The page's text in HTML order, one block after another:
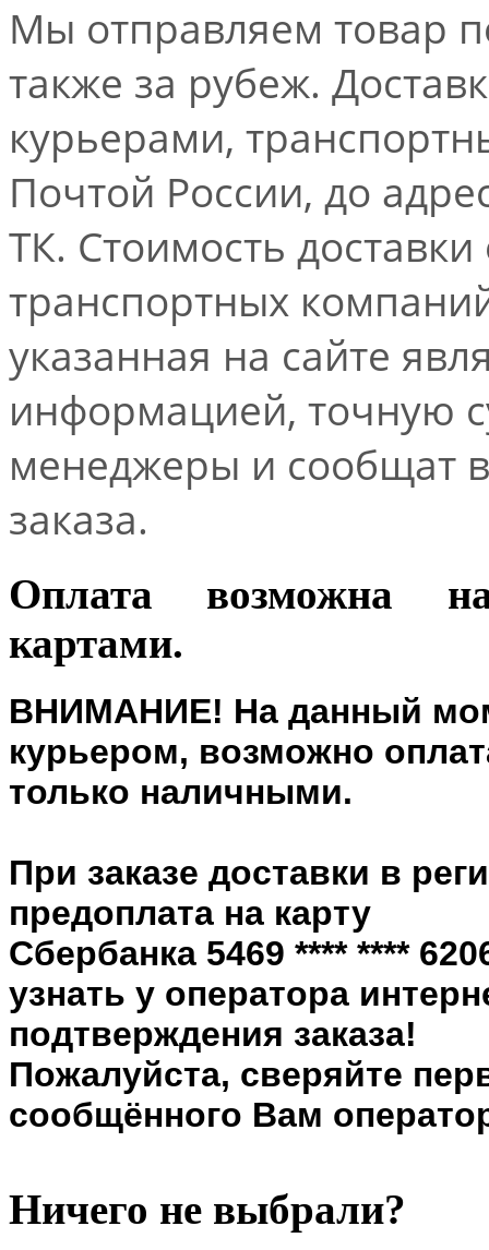
Мы отправляем товар
также за рубеж.
курьерами,
Почтой России, до
ТК. Стоимость
транспортных
указанная на сайте
информацией, точную
менеджеры и сообщат
заказа.
Оплата возможна
картами.
ВНИМАНИЕ! На данный
курьером, возможно
только наличными.
При заказе доставки в
предоплата на карту
Сбербанка 5469 **** ****
узнать у оператора
подтверждения заказа!
Пожалуйста, сверяйте
сообщённого Вам
Ничего не выбрали?